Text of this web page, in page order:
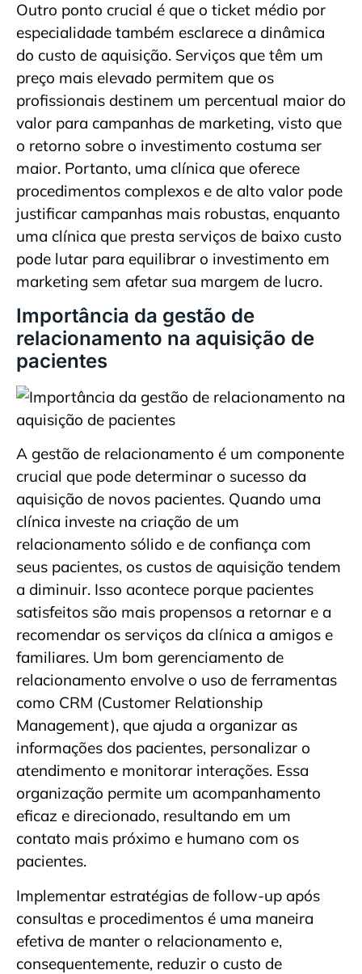
Outro ponto crucial é que o ticket médio por
especialidade também esclarece a dinâmica
do custo de aquisição. Serviços que têm um
preço mais elevado permitem que os
profissionais destinem um percentual maior do
valor para campanhas de marketing, visto que
o retorno sobre o investimento costuma ser
maior. Portanto, uma clínica que oferece
procedimentos complexos e de alto valor pode
justificar campanhas mais robustas, enquanto
uma clínica que presta serviços de baixo custo
pode lutar para equilibrar o investimento em
marketing sem afetar sua margem de lucro.
Importância da gestão de
relacionamento na aquisição de
pacientes
A gestão de relacionamento é um componente
crucial que pode determinar o sucesso da
aquisição de novos pacientes. Quando uma
clínica investe na criação de um
relacionamento sólido e de confiança com
seus pacientes, os custos de aquisição tendem
a diminuir. Isso acontece porque pacientes
satisfeitos são mais propensos a retornar e a
recomendar os serviços da clínica a amigos e
familiares. Um bom gerenciamento de
relacionamento envolve o uso de ferramentas
como CRM (Customer Relationship
Management), que ajuda a organizar as
informações dos pacientes, personalizar o
atendimento e monitorar interações. Essa
organização permite um acompanhamento
eficaz e direcionado, resultando em um
contato mais próximo e humano com os
pacientes.
Implementar estratégias de follow-up após
consultas e procedimentos é uma maneira
efetiva de manter o relacionamento e,
consequentemente, reduzir o custo de